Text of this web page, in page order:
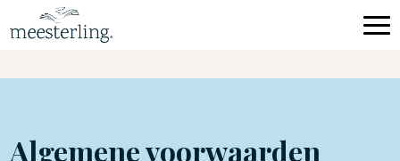
Algemene voorwaarden